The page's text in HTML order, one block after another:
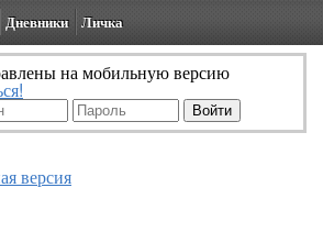
Дневники Личка
на мобильную версию
версия